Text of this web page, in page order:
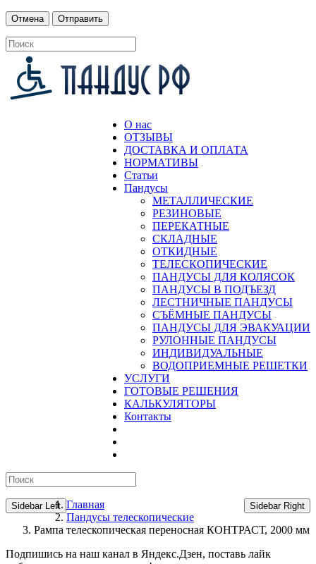
О нас
ОТЗЫВЫ
ДОСТАВКА И ОПЛАТА
НОРМАТИВЫ
Статьи
Пандусы
МЕТАЛЛИЧЕСКИЕ
РЕЗИНОВЫЕ
ПЕРЕКАТНЫЕ
СКЛАДНЫЕ
ОТКИДНЫЕ
ТЕЛЕСКОПИЧЕСКИЕ
ПАНДУСЫ ДЛЯ КОЛЯСОК
ПАНДУСЫ В ПОДЪЕЗД
ЛЕСТНИЧНЫЕ ПАНДУСЫ
CЪЁМНЫЕ ПАНДУСЫ
ПАНДУСЫ ДЛЯ ЭВАКУАЦИИ
РУЛОННЫЕ ПАНДУСЫ
ИНДИВИДУАЛЬНЫЕ
ВОДОПРИЕМНЫЕ РЕШЕТКИ
УСЛУГИ
ГОТОВЫЕ РЕШЕНИЯ
КАЛЬКУЛЯТОРЫ
Контакты
Sidebar Left Sidebar Right
Главная
Пандусы телескопические
Рампа телескопическая переносная КОНТРАСТ, 2000 мм
Подпишись на наш канал в Яндекс.Дзен, поставь лайк